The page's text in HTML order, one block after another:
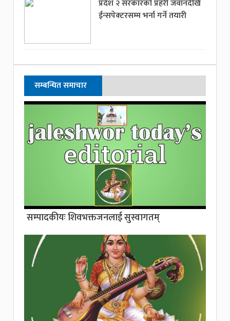
प्रदेश २ सरकारको प्रहरी जवानदेखि
ईन्सपेक्टरसम्म भर्ना गर्ने तयारी
सम्बन्धित समाचार
सम्पादकीयः शिवभक्तजनलाई सुस्वागतम्